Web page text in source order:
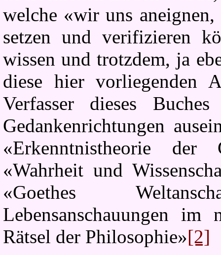
welche «wir uns
setzen und verifizieren
wissen und trotzdem, ja
diese hier vorliegenden
Verfasser dieses
Gedankenrichtungen
«Erkenntnistheorie der
«Wahrheit und
«Goethes
Lebensanschauungen im
Rätsel der Philosophie»[2]